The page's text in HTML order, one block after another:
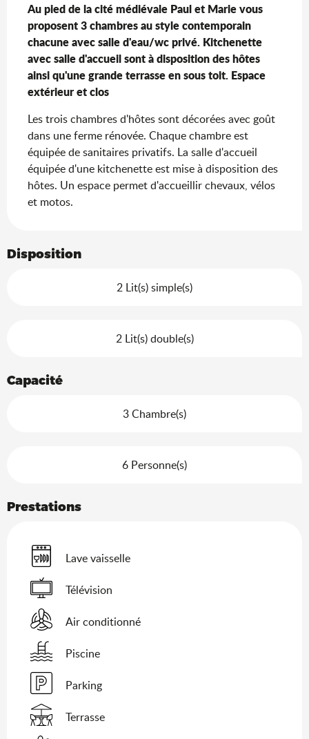
Au pied de la cité médiévale Paul et Marie vous
proposent 3 chambres au style contemporain
chacune avec salle d'eau/wc privé. Kitchenette
avec salle d'accueil sont à disposition des hôtes
ainsi qu'une grande terrasse en sous toit. Espace
extérieur et clos
Les trois chambres d'hôtes sont décorées avec goût
dans une ferme rénovée. Chaque chambre est
équipée de sanitaires privatifs. La salle d'accueil
équipée d'une kitchenette est mise à disposition des
hôtes. Un espace permet d'accueillir chevaux, vélos
et motos.
Disposition
2 Lit(s) simple(s)
2 Lit(s) double(s)
Capacité
3 Chambre(s)
6 Personne(s)
Prestations
Lave vaisselle
Télévision
Air conditionné
Piscine
Parking
Terrasse